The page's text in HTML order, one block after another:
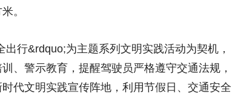
。
&rdquo;为主题系列文明实践活动为契机，
、警示教育，提醒驾驶员严格遵守交通法规，
代文明实践宣传阵地，利用节假日、交通安全